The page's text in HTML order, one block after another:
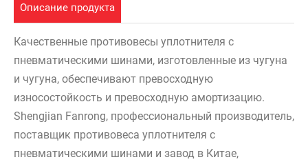
Описание продукта
Качественные противовесы уплотнителя с
пневматическими шинами, изготовленные из чугуна
и чугуна, обеспечивают превосходную
износостойкость и превосходную амортизацию.
Shengjian Fanrong, профессиональный производитель,
поставщик противовеса уплотнителя с
пневматическими шинами и завод в Китае,